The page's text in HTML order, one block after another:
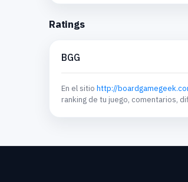
Ratings
BGG
En el sitio http://
ranking de tu juego, comentarios,